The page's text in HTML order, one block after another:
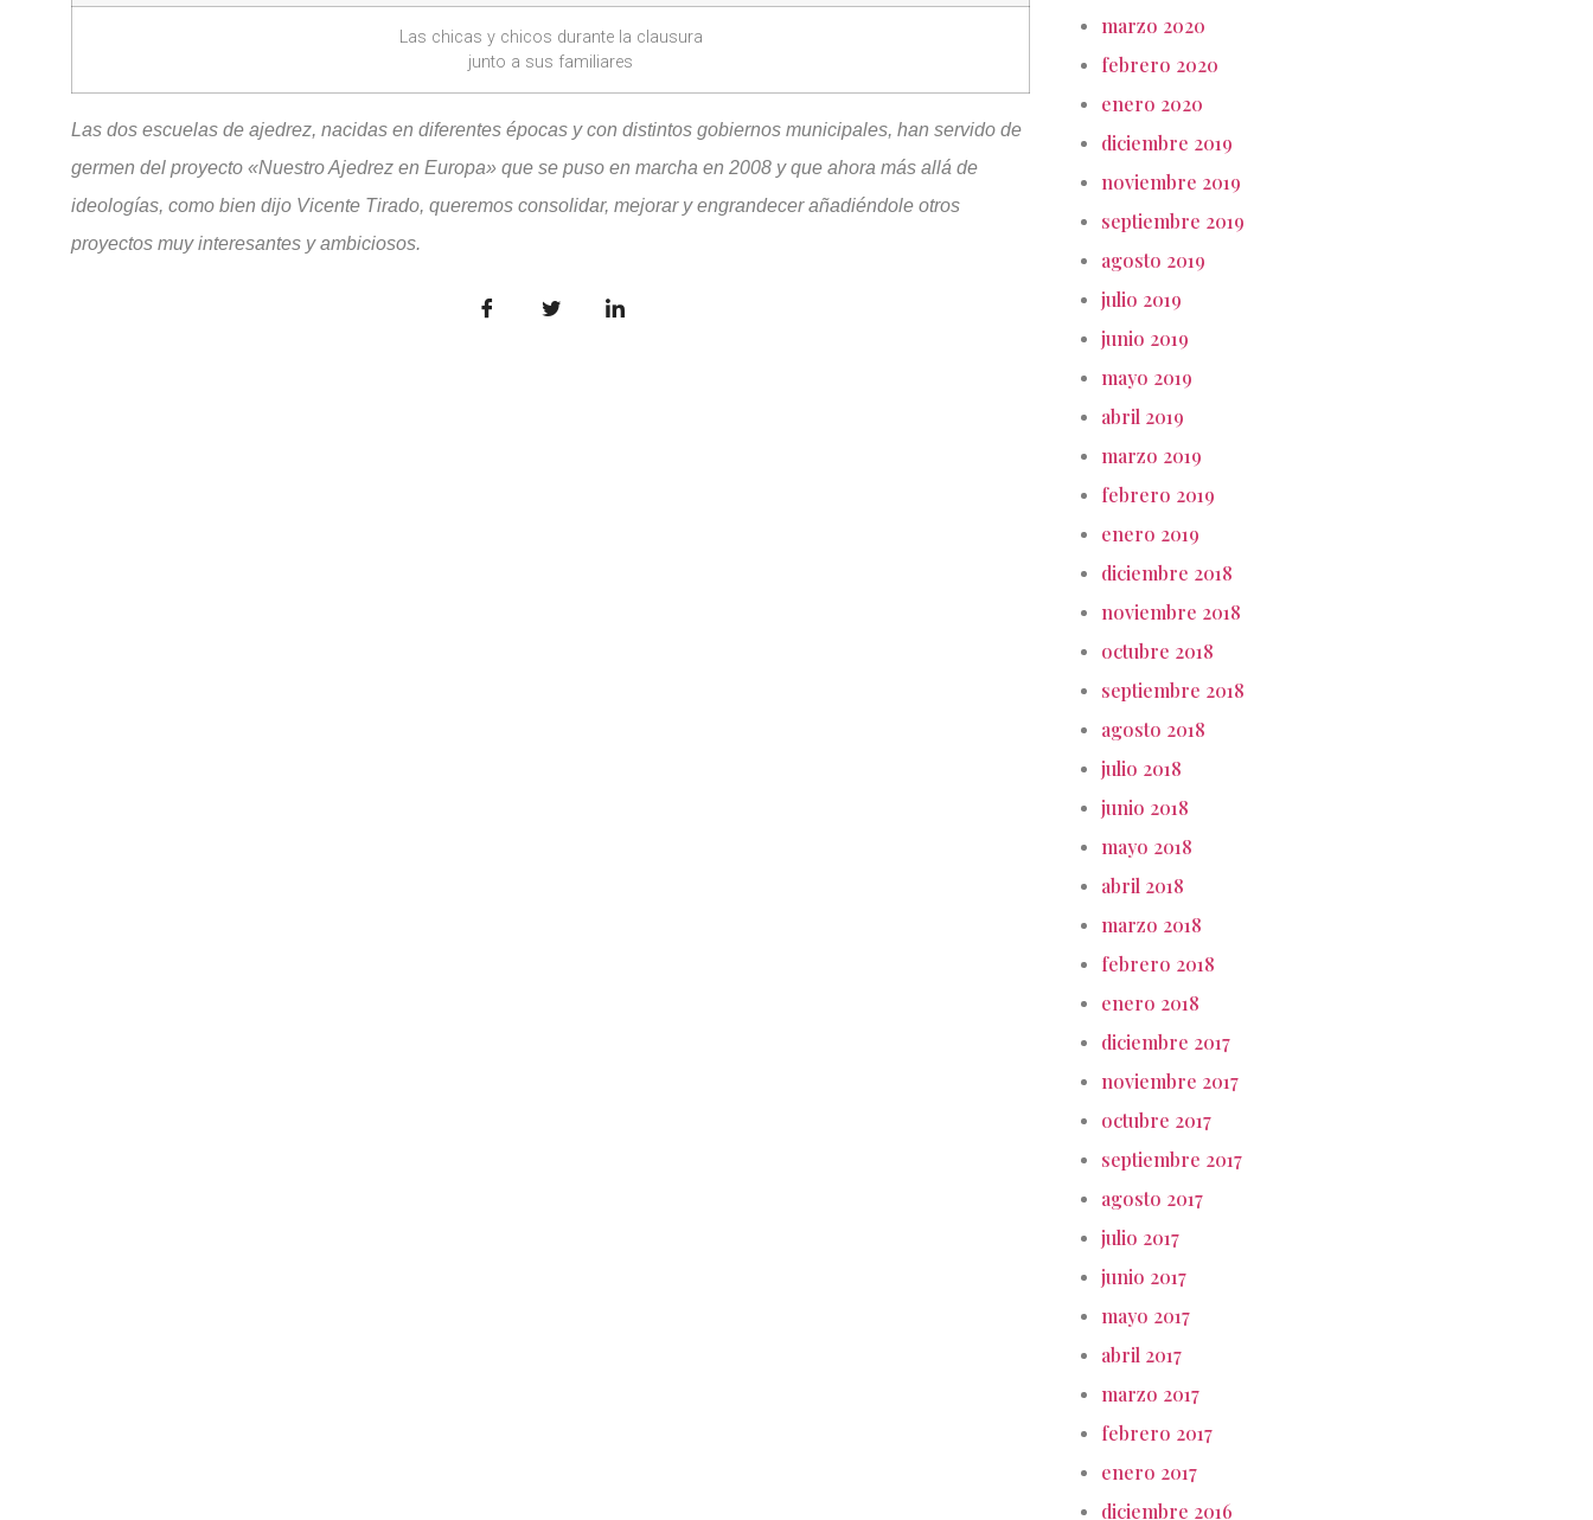
Las chicas y chicos durante la clausura
junto a sus familiares
Las dos escuelas de ajedrez, nacidas en diferentes épocas y con distintos gobiernos municipales, han servido de
germen del proyecto «Nuestro Ajedrez en Europa» que se puso en marcha en 2008 y que ahora más allá de
ideologías, como bien dijo Vicente Tirado, queremos consolidar, mejorar y engrandecer añadiéndole otros
proyectos muy interesantes y ambiciosos.
marzo 2020
febrero 2020
enero 2020
diciembre 2019
noviembre 2019
septiembre 2019
agosto 2019
julio 2019
junio 2019
mayo 2019
abril 2019
marzo 2019
febrero 2019
enero 2019
diciembre 2018
noviembre 2018
octubre 2018
septiembre 2018
agosto 2018
julio 2018
junio 2018
mayo 2018
abril 2018
marzo 2018
febrero 2018
enero 2018
diciembre 2017
noviembre 2017
octubre 2017
septiembre 2017
agosto 2017
julio 2017
junio 2017
mayo 2017
abril 2017
marzo 2017
febrero 2017
enero 2017
diciembre 2016